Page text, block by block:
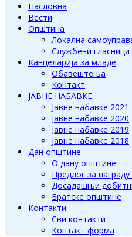
Насловна
Вести
Општина
Локална
Службени гласници
Канцеларија за младе
Обавештења
Контакт
ЈАВНЕ НАБАВКЕ
Јавне набавке 2021
Јавне набавке 2020
Јавне набавке 2019
Јавне набавке 2018
Дан општине
О дану општине
Предлог за
Досадашњи
Братске општине
Контакти
Сви контакти
Контакт форма